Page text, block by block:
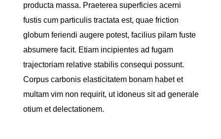
producta massa. Praeterea superficies acerni
fustis cum particulis tractata est, quae friction
globum feriendi augere potest, facilius pilam fuste
absumere facit. Etiam incipientes ad fugam
trajectoriam relative stabilis consequi possunt.
Corpus carbonis elasticitatem bonam habet et
multam vim non requirit, ut idoneus sit ad generale
otium et delectationem.